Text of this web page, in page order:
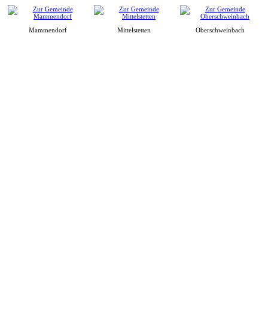
Mammendorf Mittelstetten Oberschweinbach